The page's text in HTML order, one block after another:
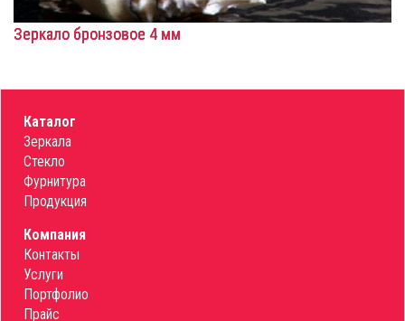
Зеркало бронзовое 4 мм
Каталог
Зеркала
Стекло
Фурнитура
Продукция
Компания
Контакты
Услуги
Портфолио
Прайс